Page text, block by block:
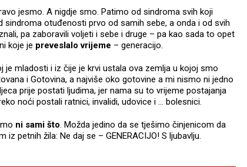
jesmo. A nigdje smo. Patimo od sindroma svih koji
sindroma otuđenosti prvo od samih sebe, a onda i od svih
pa zaboravili voljeti i sebe i druge – pa kao sada to opet
koje je preveslalo vrijeme – generacijo.
je mladosti i iz čije je krvi ustala ova zemlja u kojoj smo
i Gotovina, a najviše oko gotovine a mi nismo ni jedno
prije postati ljudima, jer nama su to vrijeme postajanja
noći postali ratnici, invalidi, udovice i … bolesnici.
ni sami što. Možda jedino da se tješimo činjenicom da
petnih žila: Ne daj se – GENERACIJO! S ljubavlju.